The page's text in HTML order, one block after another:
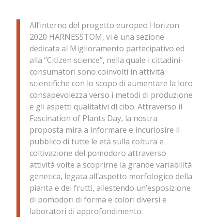
All’interno del progetto europeo Horizon
2020 HARNESSTOM, vi è una sezione
dedicata al Miglioramento partecipativo ed
alla “Citizen science”, nella quale i cittadini-
consumatori sono coinvolti in attività
scientifiche con lo scopo di aumentare la loro
consapevolezza verso i metodi di produzione
e gli aspetti qualitativi dl cibo. Attraverso il
Fascination of Plants Day, la nostra
proposta mira a informare e incuriosire il
pubblico di tutte le età sulla coltura e
coltivazione del pomodoro attraverso
attività volte a scoprirne la grande variabilità
genetica, legata all’aspetto morfologico della
pianta e dei frutti, allestendo un’esposizione
di pomodori di forma e colori diversi e
laboratori di approfondimento.